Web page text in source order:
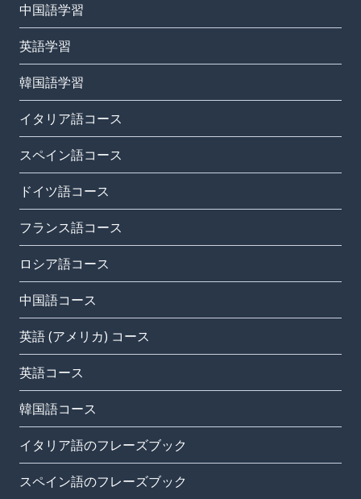
中国語学習
英語学習
韓国語学習
イタリア語コース
スペイン語コース
ドイツ語コース
フランス語コース
ロシア語コース
中国語コース
英語 (アメリカ) コース
英語コース
韓国語コース
イタリア語のフレーズブック
スペイン語のフレーズブック